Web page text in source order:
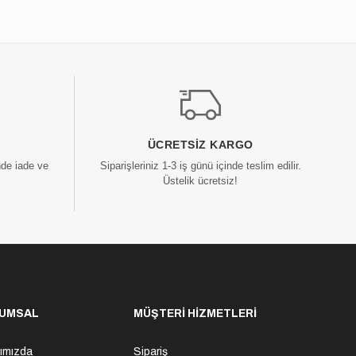
iade ve
ÜCRETSIZ KARGO
Siparişleriniz 1-3 iş günü içinde teslim edilir.
Üstelik ücretsiz!
MÜŞTERİ HİZMETLERİ
Sipariş